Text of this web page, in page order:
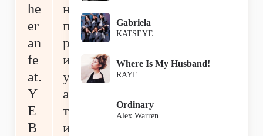
he
er
an
fe
at.
Y
E
B
н
п
р
и
уч
ас
ти
и
Gabriela
KATSEYE
Where Is My Husband!
RAYE
Ordinary
Alex Warren